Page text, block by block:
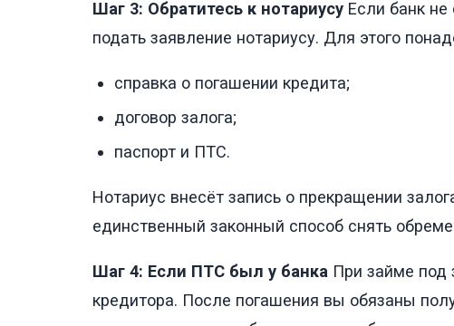
Шаг 3: Обратитесь к нотариусу Если банк не
подать заявление нотариусу. Для этого
справка о погашении кредита;
договор залога;
паспорт и ПТС.
Нотариус внесёт запись о прекращении
единственный законный способ снять
Шаг 4: Если ПТС был у банка При займе под
кредитора. После погашения вы обязаны